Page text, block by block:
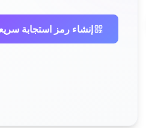
إنشاء رمز استجابة